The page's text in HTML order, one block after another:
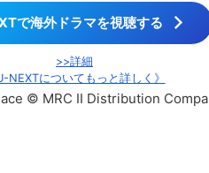
で海外ドラマを視聴する
>>詳細
NEXTについてもっと詳しく》
© MRC II Distribution